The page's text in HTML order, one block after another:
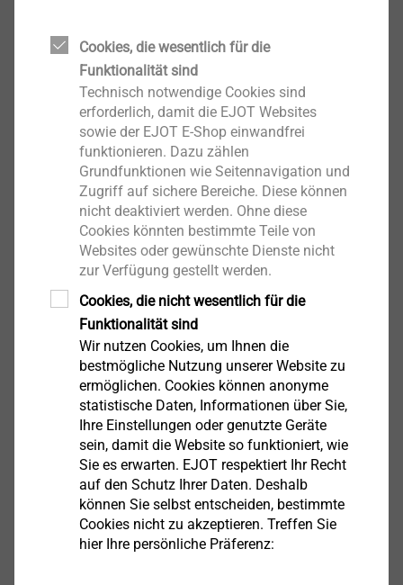
Komponenten müssen vollständig vermischt
werden
Verarbeitungs- und Umgebungstemperaturen
beeinflussen die Aushärtezeit
Besondere Anforderungen an die Lagerung:
Lagerzeit
Temperaturempfindlichkeit
HABEN SIE NOCH FRAGEN ZUM THEMA?
Ihr persönlicher Ansprechpartner steht Ihnen
gerne mit Rat und Tat zur Seite.
Cookies, die wesentlich für die
Funktionalität sind
Technisch notwendige Cookies sind
erforderlich, damit die EJOT Websites
sowie der EJOT E-Shop einwandfrei
funktionieren. Dazu zählen
Grundfunktionen wie Seitennavigation und
Zugriff auf sichere Bereiche. Diese können
nicht deaktiviert werden. Ohne diese
Cookies könnten bestimmte Teile von
Websites oder gewünschte Dienste nicht
zur Verfügung gestellt werden.
Cookies, die nicht wesentlich für die
Funktionalität sind
Wir nutzen Cookies, um Ihnen die
bestmögliche Nutzung unserer Website zu
ermöglichen. Cookies können anonyme
statistische Daten, Informationen über Sie,
Ihre Einstellungen oder genutzte Geräte
sein, damit die Website so funktioniert, wie
Sie es erwarten. EJOT respektiert Ihr Recht
auf den Schutz Ihrer Daten. Deshalb
können Sie selbst entscheiden, bestimmte
Cookies nicht zu akzeptieren. Treffen Sie
hier Ihre persönliche Präferenz: